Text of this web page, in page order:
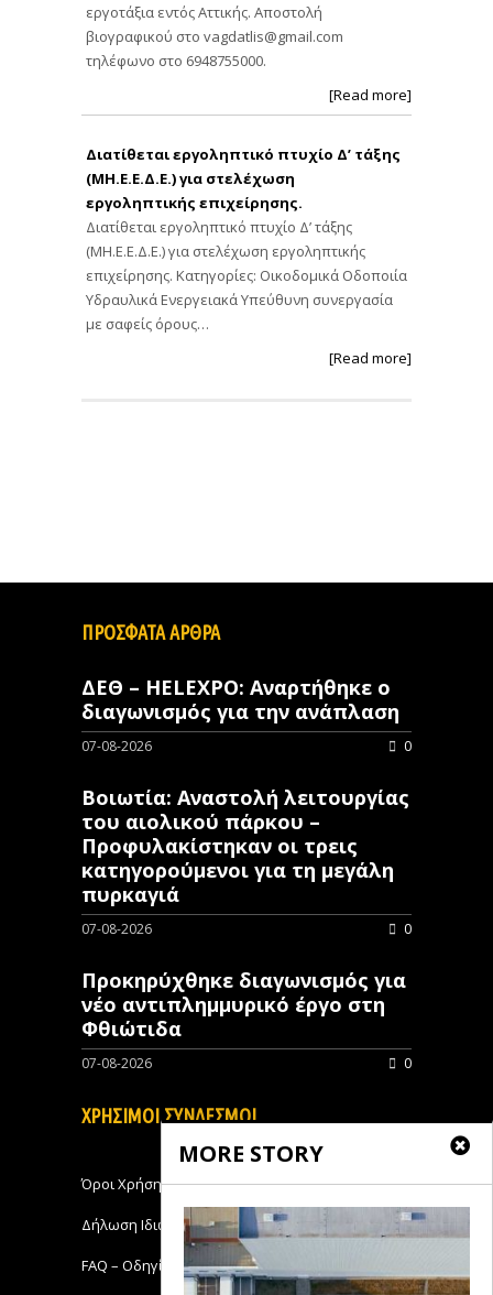
εργοτάξια εντός Αττικής. Αποστολή
βιογραφικού στο vagdatlis@gmail.com
τηλέφωνο στο 6948755000.
[Read more]
Διατίθεται εργοληπτικό πτυχίο Δ’ τάξης
(ΜΗ.Ε.Ε.Δ.Ε.) για στελέχωση
εργοληπτικής επιχείρησης.
Διατίθεται εργοληπτικό πτυχίο Δ’ τάξης
(ΜΗ.Ε.Ε.Δ.Ε.) για στελέχωση εργοληπτικής
επιχείρησης. Κατηγορίες: Οικοδομικά Οδοποιία
Υδραυλικά Ενεργειακά Υπεύθυνη συνεργασία
με σαφείς όρους…
[Read more]
MORE STORY
ΠΡΟΣΦΑΤΑ ΑΡΘΡΑ
ΔΕΘ – HELEXPO: Αναρτήθηκε ο
διαγωνισμός για την ανάπλαση
07-08-2026 0
Βοιωτία: Αναστολή λειτουργίας
του αιολικού πάρκου –
Προφυλακίστηκαν οι τρεις
κατηγορούμενοι για τη μεγάλη
πυρκαγιά
07-08-2026 0
Προκηρύχθηκε διαγωνισμός για
νέo αντιπλημμυρικό έργο στη
Φθιώτιδα
07-08-2026 0
ΧΡΗΣΙΜΟΙ ΣΥΝΔΕΣΜΟΙ
Όροι Χρήσης
Δήλωση Ιδιωτικότητας
FAQ – Οδηγίες Χρήσης